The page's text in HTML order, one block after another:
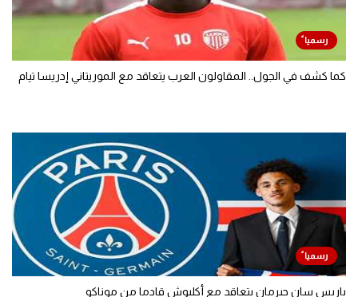
كما كشف في الجول.. المقاولون العرب يتعاقد مع الموريتاني إدريسا تيام
باريس سان جيرمان يتعاقد مع أكليوش قادما من موناكو